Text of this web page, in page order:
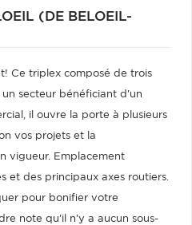
(DE BELOEIL-
Ce triplex composé de trois
secteur bénéficiant d'un
il ouvre la porte à plusieurs
vos projets et la
vigueur. Emplacement
et des principaux axes routiers.
pour bonifier votre
note qu'il n'y a aucun sous-